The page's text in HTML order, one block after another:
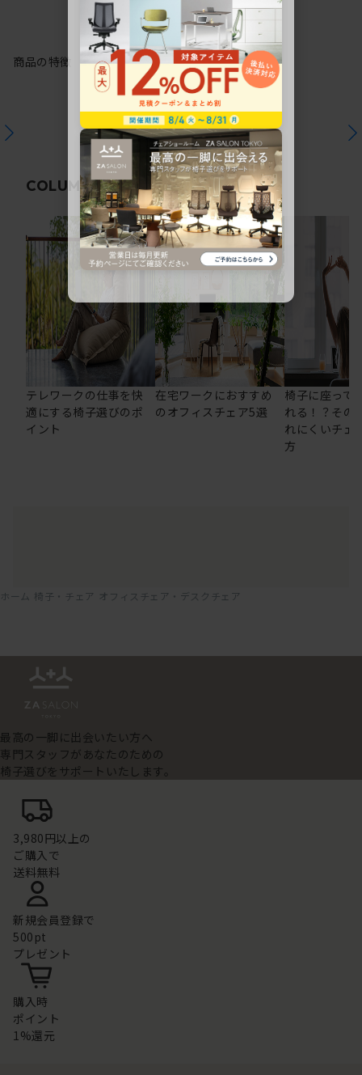
商品の特徴
COLUMN関連コラム
テレワークの仕事を快
適にする椅子選びのポ
イント
在宅ワークにおすすめ
のオフィスチェア5選
椅子に座って
れる！？その
れにくいチェ
方
ホーム 椅子・チェア オフィスチェア・デスクチェア
最高の一脚に出会いたい方へ
専門スタッフがあなたのための
椅子選びをサポートいたします。
3,980円以上の
ご購入で
送料無料
新規会員登録で
500pt
プレゼント
購入時
ポイント
1%還元